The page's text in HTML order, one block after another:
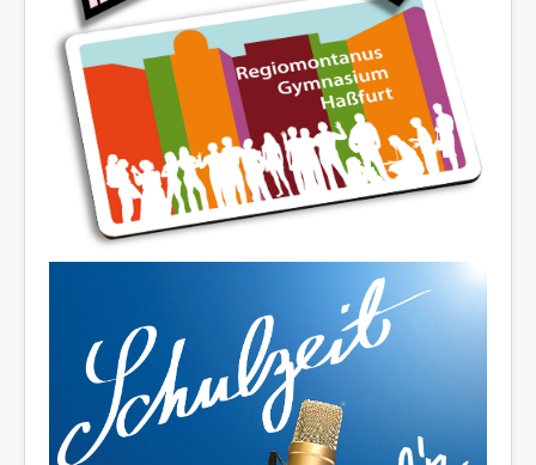
03.-14.08.2026:8.00-12.30 Uhr
19.08./26.08./02.09.2026:
10.00-12.00 Uhr
07.-11.09.2026:8.00-12.30 Uhr